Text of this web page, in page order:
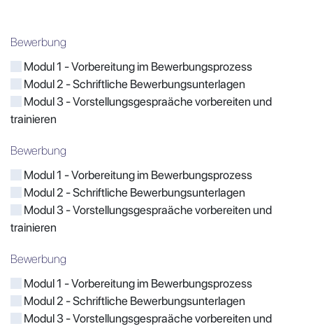
Bewerbung
Modul 1 - Vorbereitung im Bewerbungsprozess
Modul 2 - Schriftliche Bewerbungsunterlagen
Modul 3 - Vorstellungsgespraäche vorbereiten und
trainieren
Bewerbung
Modul 1 - Vorbereitung im Bewerbungsprozess
Modul 2 - Schriftliche Bewerbungsunterlagen
Modul 3 - Vorstellungsgespraäche vorbereiten und
trainieren
Bewerbung
Modul 1 - Vorbereitung im Bewerbungsprozess
Modul 2 - Schriftliche Bewerbungsunterlagen
Modul 3 - Vorstellungsgespraäche vorbereiten und